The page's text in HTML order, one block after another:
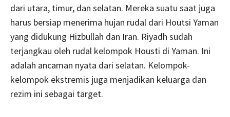
dari utara, timur, dan selatan. Mereka suatu saat juga
harus bersiap menerima hujan rudal dari Houtsi Yaman
yang didukung Hizbullah dan Iran. Riyadh sudah
terjangkau oleh rudal kelompok Housti di Yaman. Ini
adalah ancaman nyata dari selatan. Kelompok-
kelompok ekstremis juga menjadikan keluarga dan
rezim ini sebagai target.